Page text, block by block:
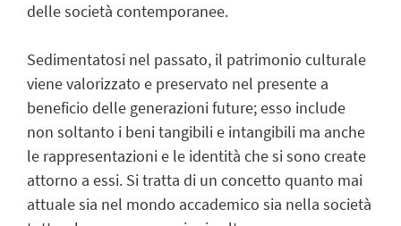
delle società contemporanee.
Sedimentatosi nel passato, il patrimonio culturale
viene valorizzato e preservato nel presente a
beneficio delle generazioni future; esso include
non soltanto i beni tangibili e intangibili ma anche
le rappresentazioni e le identità che si sono create
attorno a essi. Si tratta di un concetto quanto mai
attuale sia nel mondo accademico sia nella società